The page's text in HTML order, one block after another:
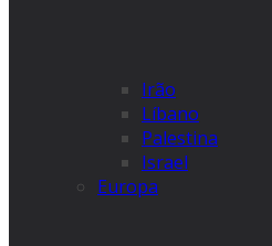
Irão
Líbano
Palestina
Israel
Europa